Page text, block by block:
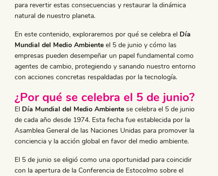
para revertir estas consecuencias y restaurar la dinámica
natural de nuestro planeta.
En este contenido, exploraremos por qué se celebra el Día
Mundial del Medio Ambiente el 5 de junio y cómo las
empresas pueden desempeñar un papel fundamental como
agentes de cambio, protegiendo y sanando nuestro entorno
con acciones concretas respaldadas por la tecnología.
¿Por qué se celebra el 5 de junio?
El Día Mundial del Medio Ambiente se celebra el 5 de junio
de cada año desde 1974. Esta fecha fue establecida por la
Asamblea General de las Naciones Unidas para promover la
conciencia y la acción global en favor del medio ambiente.
El 5 de junio se eligió como una oportunidad para coincidir
con la apertura de la Conferencia de Estocolmo sobre el